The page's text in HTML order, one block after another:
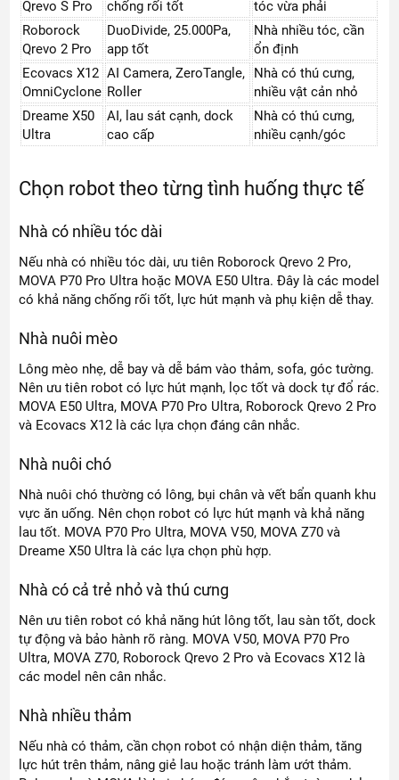
Qrevo S Pro
chống rối tốt
tóc vừa phải
Roborock
Qrevo 2 Pro
DuoDivide, 25.000Pa,
app tốt
Nhà nhiều tóc, cần
ổn định
Ecovacs X12
OmniCyclone
AI Camera, ZeroTangle,
Roller
Nhà có thú cưng,
nhiều vật cản nhỏ
Dreame X50
Ultra
AI, lau sát cạnh, dock
cao cấp
Nhà có thú cưng,
nhiều cạnh/góc
Chọn robot theo từng tình huống thực tế
Nhà có nhiều tóc dài
Nếu nhà có nhiều tóc dài, ưu tiên Roborock Qrevo 2 Pro,
MOVA P70 Pro Ultra hoặc MOVA E50 Ultra. Đây là các model
có khả năng chống rối tốt, lực hút mạnh và phụ kiện dễ thay.
Nhà nuôi mèo
Lông mèo nhẹ, dễ bay và dễ bám vào thảm, sofa, góc tường.
Nên ưu tiên robot có lực hút mạnh, lọc tốt và dock tự đổ rác.
MOVA E50 Ultra, MOVA P70 Pro Ultra, Roborock Qrevo 2 Pro
và Ecovacs X12 là các lựa chọn đáng cân nhắc.
Nhà nuôi chó
Nhà nuôi chó thường có lông, bụi chân và vết bẩn quanh khu
vực ăn uống. Nên chọn robot có lực hút mạnh và khả năng
lau tốt. MOVA P70 Pro Ultra, MOVA V50, MOVA Z70 và
Dreame X50 Ultra là các lựa chọn phù hợp.
Nhà có cả trẻ nhỏ và thú cưng
Nên ưu tiên robot có khả năng hút lông tốt, lau sàn tốt, dock
tự động và bảo hành rõ ràng. MOVA V50, MOVA P70 Pro
Ultra, MOVA Z70, Roborock Qrevo 2 Pro và Ecovacs X12 là
các model nên cân nhắc.
Nhà nhiều thảm
Nếu nhà có thảm, cần chọn robot có nhận diện thảm, tăng
lực hút trên thảm, nâng giẻ lau hoặc tránh làm ướt thảm.